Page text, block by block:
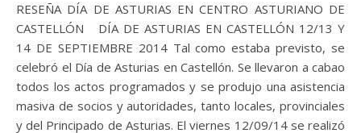
RESEÑA DÍA DE ASTURIAS EN CENTRO ASTURIANO DE
CASTELLÓN DÍA DE ASTURIAS EN CASTELLÓN 12/13 Y
14 DE SEPTIEMBRE 2014 Tal como estaba previsto, se
celebró el Día de Asturias en Castellón. Se llevaron a cabao
todos los actos programados y se produjo una asistencia
masiva de socios y autoridades, tanto locales, provinciales
y del Principado de Asturias. El viernes 12/09/14 se realizó